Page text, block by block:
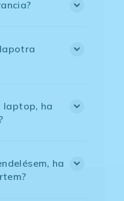
laptop, ha
ha